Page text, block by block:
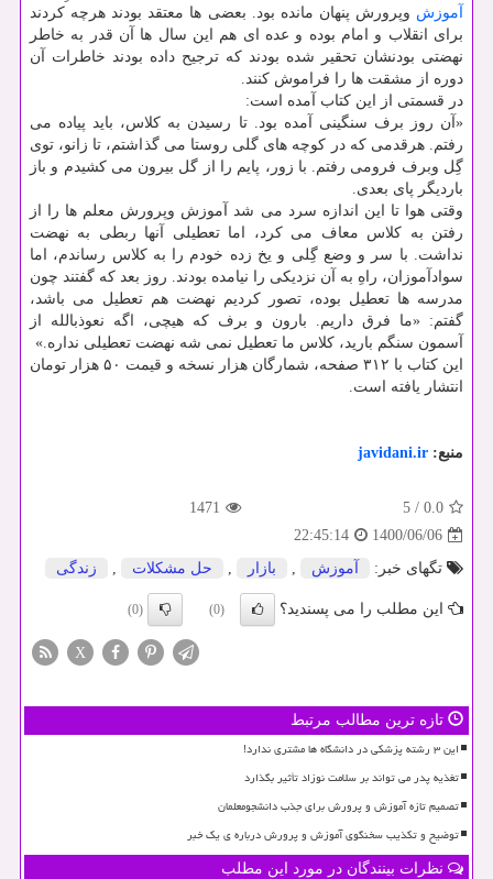
آموزش وپرورش پنهان مانده بود. بعضی ها معتقد بودند هرچه کردند
برای انقلاب و امام بوده و عده ای هم این سال ها آن قدر به خاطر
نهضتی بودنشان تحقیر شده بودند که ترجیح داده بودند خاطرات آن
دوره از مشقت ها را فراموش کنند.
در قسمتی از این کتاب آمده است:
«آن روز برف سنگینی آمده بود. تا رسیدن به کلاس، باید پیاده می
رفتم. هرقدمی که در کوچه های گلی روستا می گذاشتم، تا زانو، توی
گِل وبرف فرومی رفتم. با زور، پایم را از گل بیرون می کشیدم و باز
باردیگر پای بعدی.
وقتی هوا تا این اندازه سرد می شد آموزش وپرورش معلم ها را از
رفتن به کلاس معاف می کرد، اما تعطیلی آنها ربطی به نهضت
نداشت. با سر و وضع گِلی و یخ زده خودم را به کلاس رساندم، اما
سوادآموزان، راهِ به آن نزدیکی را نیامده بودند. روز بعد که گفتند چون
مدرسه ها تعطیل بوده، تصور کردیم نهضت هم تعطیل می باشد،
گفتم: «ما فرق داریم. بارون و برف که هیچی، اگه نعوذبالله از
آسمون سنگم بارید، کلاس ما تعطیل نمی شه نهضت تعطیلی نداره.»
این کتاب با ۳۱۲ صفحه، شمارگان هزار نسخه و قیمت ۵۰ هزار تومان
انتشار یافته است.
منبع: javidani.ir
0.0
/
5
1471
1400/06/06
22:45:14
تگهای خبر:
آموزش , بازار , حل مشكلات , زندگی
این مطلب را می پسندید؟ (0)
(0)
X
تازه ترین مطالب مرتبط
این ۳ رشته پزشکی در دانشگاه ها مشتری ندارد!
تغذیه پدر می تواند بر سلامت نوزاد تأثیر بگذارد
تصمیم تازه آموزش و پرورش برای جذب دانشجومعلمان
توضیح و تکذیب سخنگوی آموزش و پرورش درباره ی یک خبر
نظرات بینندگان در مورد این مطلب